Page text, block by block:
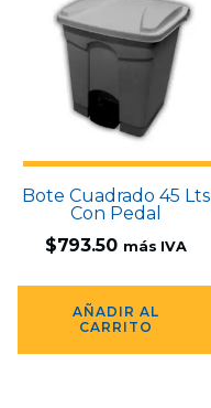
Bote Cuadrado 45 Lts
Con Pedal
$793.50 más IVA
AÑADIR AL
CARRITO